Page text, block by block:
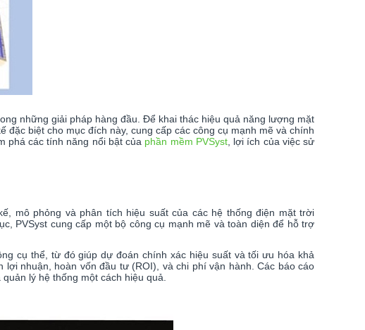
những giải pháp hàng đầu. Để khai thác hiệu quả năng lượng mặt
biệt cho mục đích này, cung cấp các công cụ mạnh mẽ và chính
phá các tính năng nổi bật của phần mềm PVSyst, lợi ích của việc sử
mô phỏng và phân tích hiệu suất của các hệ thống điện mặt trời
PVSyst cung cấp một bộ công cụ mạnh mẽ và toàn diện để hỗ trợ
cụ thể, từ đó giúp dự đoán chính xác hiệu suất và tối ưu hóa khả
nhuận, hoàn vốn đầu tư (ROI), và chi phí vận hành. Các báo cáo
lý hệ thống một cách hiệu quả.